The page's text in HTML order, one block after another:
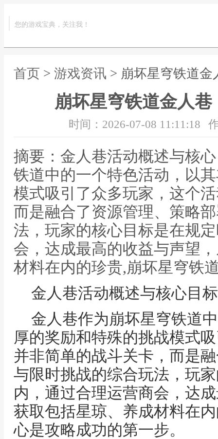
您的游戏宝典，关注我！
首页 > 游戏资讯 > 崩坏星穹铁道
崩坏星穹铁道金人
时间：2026-07-08 11:11:18
摘要：金人巷活动概述与核
铁道中的一个特色活动，以
模式吸引了众多玩家，这个
而是融合了资源管理、策略
法，玩家的核心目标是在规
会，达成最高的收益与声望
材料在内的珍贵,崩坏星穹铁
金人巷活动概述与核心目标
金人巷作为崩坏星穹铁道
厚的奖励和特殊的挑战模式
并非简单的战斗关卡，而是
与限时挑战的综合玩法，玩
内，通过合理运营商会，达
获取包括星琼、养成材料在
心是攻略成功的第一步。